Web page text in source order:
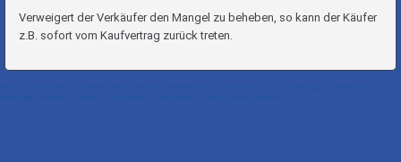
Verweigert der Verkäufer den Mangel zu beheben, so kann der Käufer
z.B. sofort vom Kaufvertrag zurück treten.